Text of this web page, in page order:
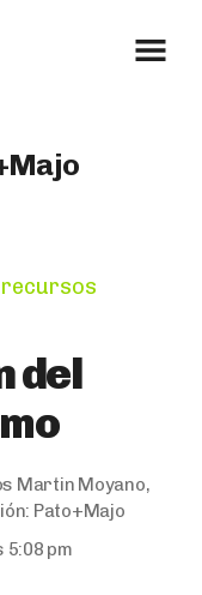
del
Martin Moyano,
Pato+Majo
5:08 pm